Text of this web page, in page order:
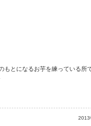
とになるお芋を練っている所
2013